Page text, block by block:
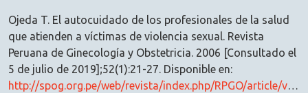
Ojeda T. El autocuidado de los profesionales de la salud
que atienden a víctimas de violencia sexual. Revista
Peruana de Ginecología y Obstetricia. 2006 [Consultado el
5 de julio de 2019];52(1):21-27. Disponible en:
http://spog.org.pe/web/revista/index.php/RPGO/article/view/347/319